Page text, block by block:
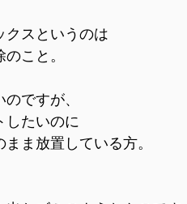
クスというのは
こと。
ですが、
したいのに
ま放置している方。